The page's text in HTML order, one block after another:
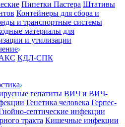
Пипетки Пастера Штативы
Контейнеры для сбора и
и транспортные системы
материалы для
и утилизации
КДЛ-СПК
гепатиты ВИЧ и ВИЧ-
Генетика человека Герпес-
септические инфекции
тракта Кишечные инфекции